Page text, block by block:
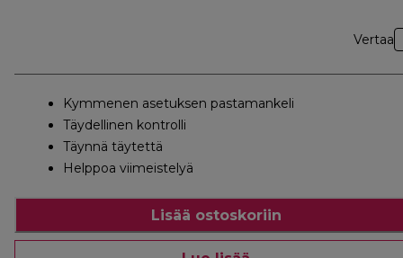
Vertaa
Kymmenen asetuksen pastamankeli
Täydellinen kontrolli
Täynnä täytettä
Helppoa viimeistelyä
Lisää ostoskoriin